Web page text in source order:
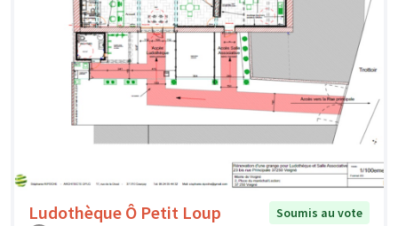
Ludothèque Ô Petit Loup
Soumis au vote